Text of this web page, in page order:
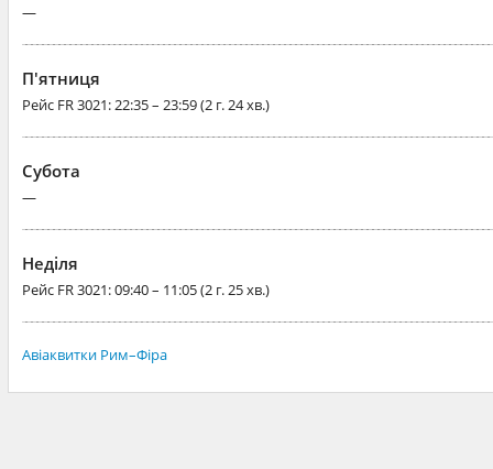
—
П'ятниця
Рейс FR 3021: 22:35 – 23:59 (2 г. 24 хв.)
Субота
—
Неділя
Рейс FR 3021: 09:40 – 11:05 (2 г. 25 хв.)
Авіаквитки Рим–Фіра